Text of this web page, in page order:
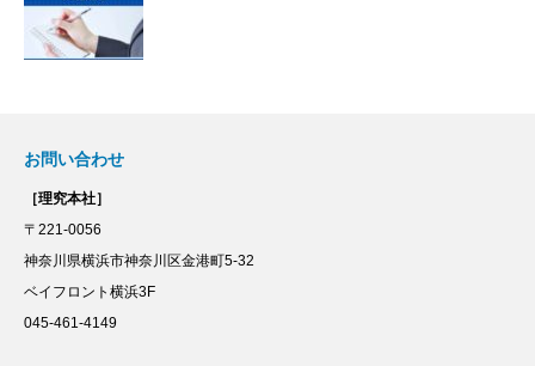
お問い合わせ
［理究本社］
〒221-0056
神奈川県横浜市神奈川区金港町5-32
ベイフロント横浜3F
045-461-4149